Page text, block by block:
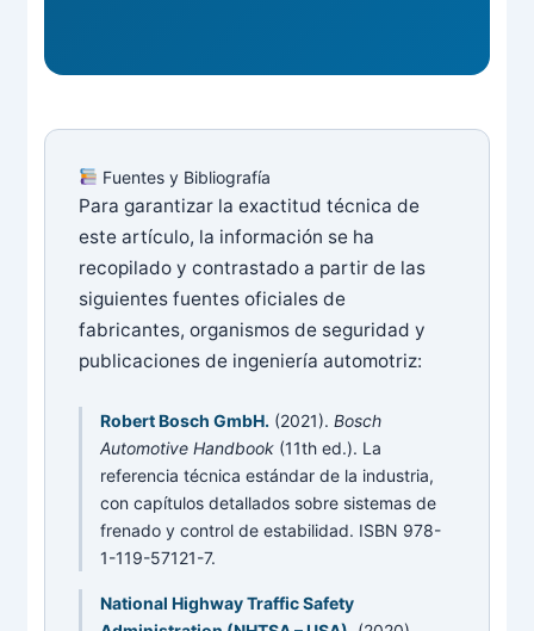
Fuentes y Bibliografía
Para garantizar la exactitud técnica de
este artículo, la información se ha
recopilado y contrastado a partir de las
siguientes fuentes oficiales de
fabricantes, organismos de seguridad y
publicaciones de ingeniería automotriz:
Robert Bosch GmbH. (2021).Bosch
Automotive Handbook (11th ed.). La
referencia técnica estándar de la industria,
con capítulos detallados sobre sistemas de
frenado y control de estabilidad. ISBN 978-
1-119-57121-7.
National Highway Traffic Safety